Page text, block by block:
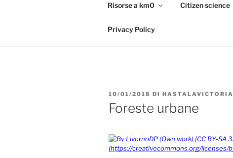
Risorse a km0 Citizen science
Privacy Policy
PUBBLICATO
IL
10/01/2018 DI HASTALAVICTORIA
Foreste urbane